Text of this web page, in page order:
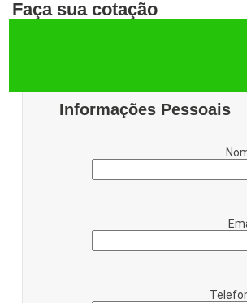
Faça sua cotação
Informações Pessoais